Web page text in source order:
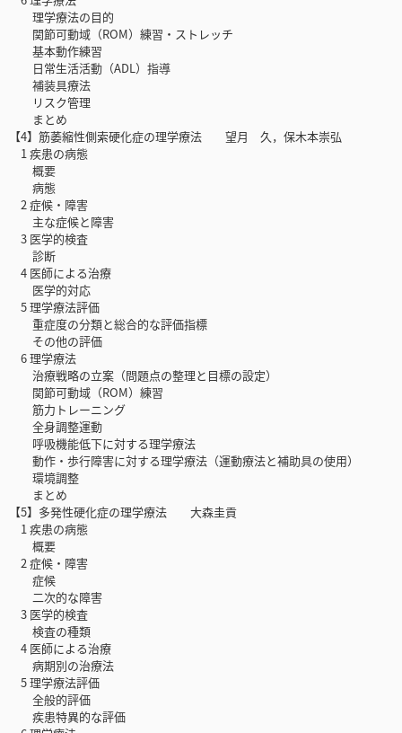
理学療法の目的
関節可動域（ROM）練習・ストレッチ
基本動作練習
日常生活活動（ADL）指導
補装具療法
リスク管理
まとめ
【4】筋萎縮性側索硬化症の理学療法 望月 久，保木本崇弘
1 疾患の病態
概要
病態
2 症候・障害
主な症候と障害
3 医学的検査
診断
4 医師による治療
医学的対応
5 理学療法評価
重症度の分類と総合的な評価指標
その他の評価
6 理学療法
治療戦略の立案（問題点の整理と目標の設定）
関節可動域（ROM）練習
筋力トレーニング
全身調整運動
呼吸機能低下に対する理学療法
動作・歩行障害に対する理学療法（運動療法と補助具の使用）
環境調整
まとめ
【5】多発性硬化症の理学療法 大森圭貢
1 疾患の病態
概要
2 症候・障害
症候
二次的な障害
3 医学的検査
検査の種類
4 医師による治療
病期別の治療法
5 理学療法評価
全般的評価
疾患特異的な評価